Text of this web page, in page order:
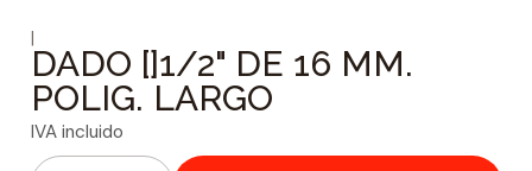
|
DADO []1/2" DE 16 MM.
POLIG. LARGO
IVA incluido